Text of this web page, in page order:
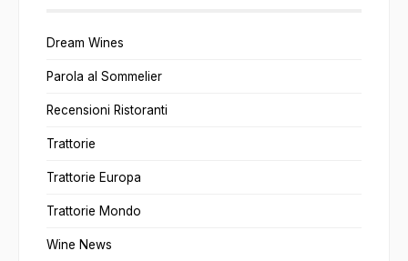
Dream Wines
Parola al Sommelier
Recensioni Ristoranti
Trattorie
Trattorie Europa
Trattorie Mondo
Wine News